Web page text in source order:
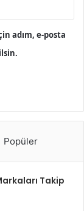
adım, e-posta
Popüler
Takip